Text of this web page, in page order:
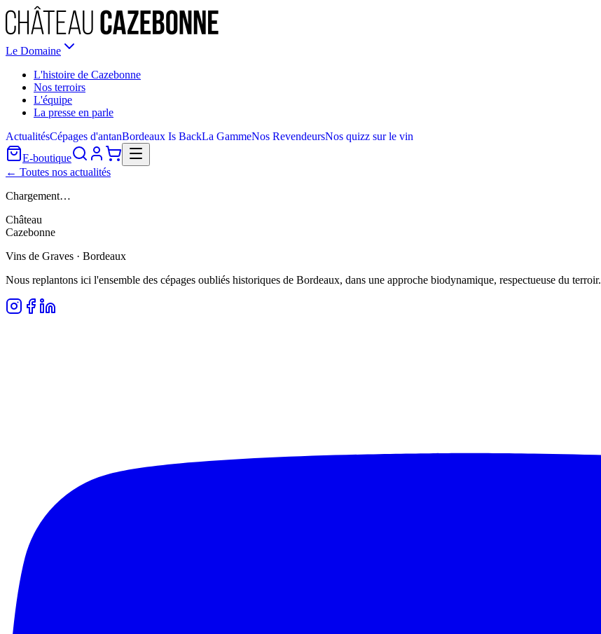
Le Domaine
L'histoire de Cazebonne
Nos terroirs
L'équipe
La presse en parle
ActualitésCépages d'antanBordeaux Is BackLa GammeNos RevendeursNos quizz sur le vin
E-boutique
← Toutes nos actualités
Chargement…
Château
Cazebonne
Vins de Graves · Bordeaux
Nous replantons ici l'ensemble des cépages oubliés historiques de Bordeaux, dans une approche biodynamique, respectueuse du terroir.